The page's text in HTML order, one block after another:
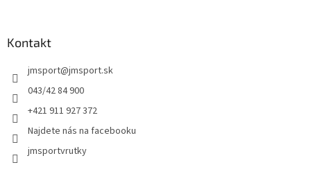
Kontakt
jmsport@jmsport.sk
043/42 84 900
+421 911 927 372
Najdete nás na facebooku
jmsportvrutky